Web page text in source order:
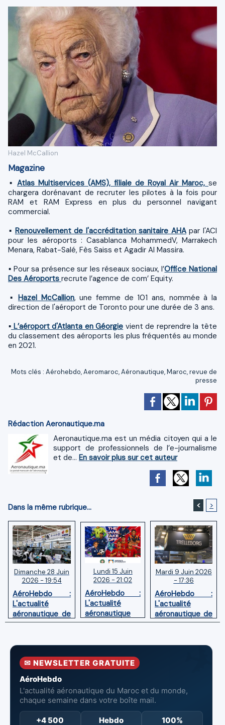
Hazel McCallion
Magazine
​▪ Atlas Multiservices (AMS), filiale de Royal Air Maroc, se
chargera dorénavant de recruter les pilotes à la fois pour
RAM et RAM Express en plus du personnel navigant
commercial.
​▪ Renouvellement de l'accréditation sanitaire AHApar l'ACI
pour les aéroports : Casablanca MohammedV, Marrakech
Menara, Rabat-Salé, Fès Saiss et Agadir Al Massira.
​▪ Pour sa présence sur les réseaux sociaux, l’Office National
Des Aéroports recrute l’agence de com’ Equity.
​▪ Hazel McCallion, une femme de 101 ans, nommée à la
direction de l'aéroport de Toronto pour une durée de 3 ans.
​▪ L’aéroport d'Atlanta en Géorgie vient de reprendre la tête
du classement des aéroports les plus fréquentés au monde
en 2021.
Mots clés : Aérohebdo,Aeromaroc,Aéronautique,Maroc,revue de
presse
Rédaction Aeronautique.ma
Aeronautique.ma est un média citoyen qui a le
support de professionnels de l’e-journalisme
et de... En savoir plus sur cet auteur
Dans la même rubrique... < >
Dimanche 28 Juin
2026 - 19:54
AéroHebdo :
L'actualité
aéronautique de
la semaine
Lundi 15 Juin
2026 - 21:02
AéroHebdo :
L'actualité
aéronautique
de la semaine
Mardi 9 Juin 2026
- 17:36
AéroHebdo :
L'actualité
aéronautique de
la semaine
✉ NEWSLETTER GRATUITE
AéroHebdo
L'actualité aéronautique du Maroc et du monde,
chaque semaine dans votre boîte mail.
+4 500 Hebdo 100%